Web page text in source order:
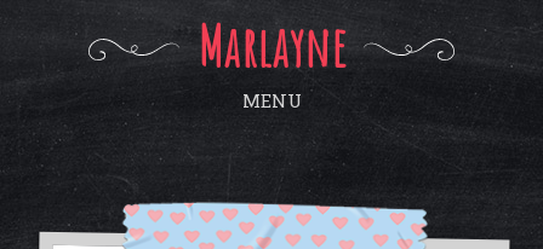
Marlayne
MENU